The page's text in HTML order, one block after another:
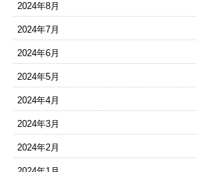
2024年8月
2024年7月
2024年6月
2024年5月
2024年4月
2024年3月
2024年2月